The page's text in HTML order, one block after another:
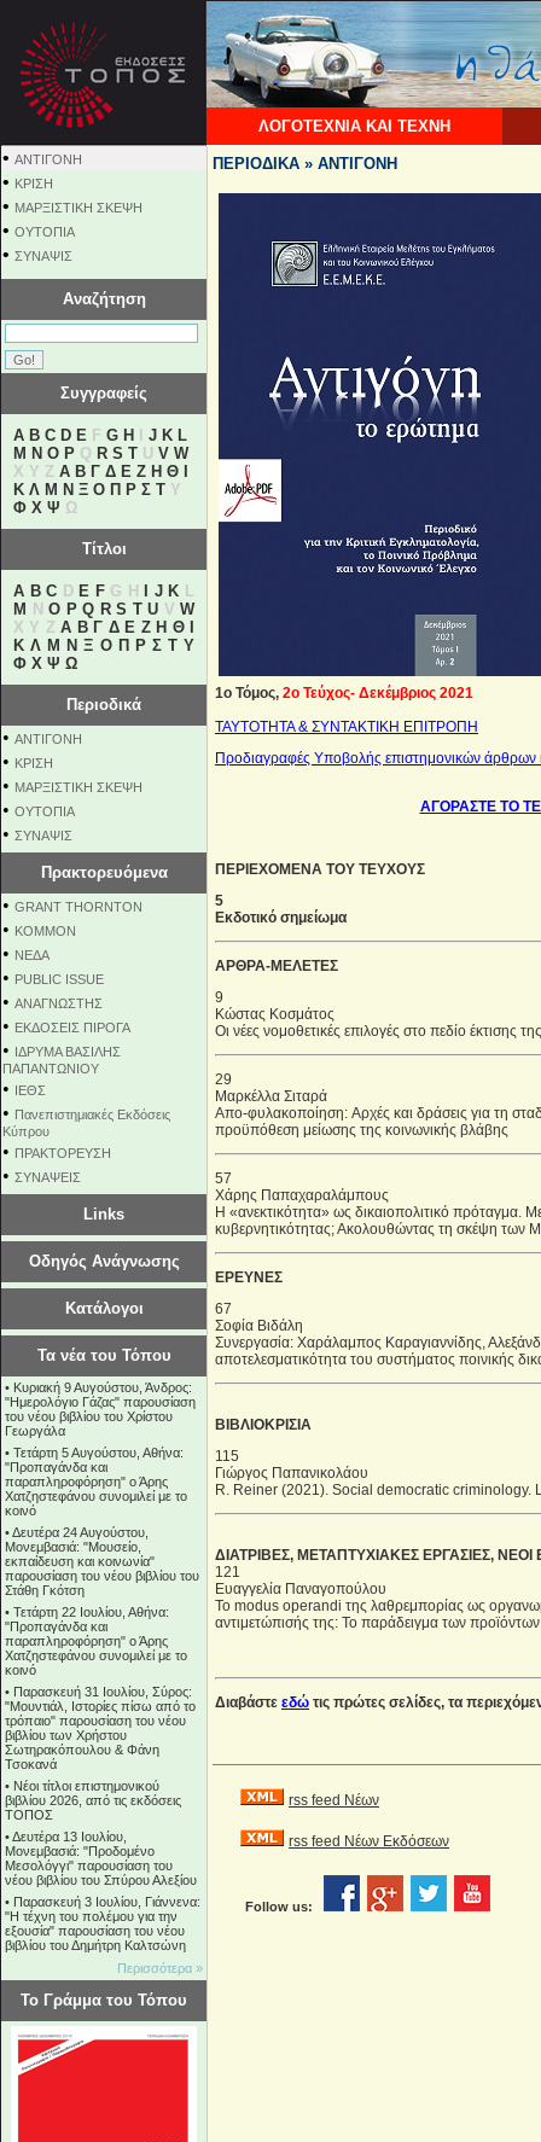
ΛΟΓΟΤΕΧΝΙΑ ΚΑΙ ΤΕΧΝΗ
• ΑΝΤΙΓΟΝΗ
• ΚΡΙΣΗ
• ΜΑΡΞΙΣΤΙΚΗ ΣΚΕΨΗ
• ΟΥΤΟΠΙΑ
• ΣΥΝΑΨΙΣ
Αναζήτηση
Συγγραφείς
A B C D E F G H J K L
M N O P Q R S T U V W
X Y Z Α Β Γ Δ Ε Ζ Η Θ
Κ Λ Μ Ν Ξ Ο Π Ρ Σ Τ Υ
Φ Χ Ψ Ω
Τίτλοι
A B C D E FG H J K L
M
N O P Q R S T U V W
X Y ZΑ Β Γ Δ Ε Ζ Η Θ
Κ Λ Μ Ν Ξ Ο Π Ρ Σ Τ Υ
Φ Χ Ψ Ω
Περιοδικά
• ΑΝΤΙΓΟΝΗ
• ΚΡΙΣΗ
• ΜΑΡΞΙΣΤΙΚΗ ΣΚΕΨΗ
• ΟΥΤΟΠΙΑ
• ΣΥΝΑΨΙΣ
Πρακτορευόμενα
• GRANT THORNTON
• KOMMON
• NEΔΑ
• PUBLIC ISSUE
• ΑΝΑΓΝΩΣΤΗΣ
• ΕΚΔΟΣΕΙΣ ΠΙΡΟΓΑ
• ΙΔΡΥΜΑ ΒΑΣΙΛΗΣ
ΠΑΠΑΝΤΩΝΙΟΥ
• ΙΕΘΣ
• Πανεπιστημιακές Εκδόσεις
Κύπρου
• ΠΡΑΚΤΟΡΕΥΣΗ
• ΣΥΝΑΨΕΙΣ
Links
Οδηγός Ανάγνωσης
Κατάλογοι
Τα νέα του Τόπου
• Κυριακή 9 Αυγούστου, Άνδρος:
"Ημερολόγιο Γάζας" παρουσίαση
του νέου βιβλίου του Χρίστου
Γεωργάλα
• Τετάρτη 5 Αυγούστου, Αθήνα:
"Προπαγάνδα και
παραπληροφόρηση" ο Άρης
Χατζηστεφάνου συνομιλεί με το
κοινό
•Δευτέρα 24 Αυγούστου,
Μονεμβασιά: "Μουσείο,
εκπαίδευση και κοινωνία"
παρουσίαση του νέου βιβλίου του
Στάθη Γκότση
• Τετάρτη 22 Ιουλίου, Αθήνα:
"Προπαγάνδα και
παραπληροφόρηση" ο Άρης
Χατζηστεφάνου συνομιλεί με το
κοινό
• Παρασκευή 31 Ιουλίου, Σύρος:
"Μουντιάλ, Ιστορίες πίσω από το
τρόπαιο" παρουσίαση του νέου
βιβλίου των Χρήστου
Σωτηρακόπουλου & Φάνη
Τσοκανά
• Νέοι τίτλοι επιστημονικού
βιβλίου 2026, από τις εκδόσεις
ΤΟΠΟΣ
•Δευτέρα 13 Ιουλίου,
Μονεμβασιά: "Προδομένο
Μεσολόγγι" παρουσίαση του
νέου βιβλίου του Σπύρου Αλεξίου
• Παρασκευή 3 Ιουλίου, Γιάννενα:
"Η τέχνη του πολέμου για την
εξουσία" παρουσίαση του νέου
βιβλίου του Δημήτρη Καλτσώνη
Περισσότερα »
Το Γράμμα του Τόπου
ΠΕΡΙΟΔΙΚΑ » ΑΝΤΙΓΟΝΗ
1ο Τόμος, 2ο Τεύχος- Δεκέμβριος 2021
ΤΑΥΤΟΤΗΤΑ & ΣΥΝΤΑΚΤΙΚΗ ΕΠΙΤΡΟΠΗ
Προδιαγραφές Υποβολής επιστημονικών άρθρων
ΑΓΟΡΑΣΤΕ ΤΟ
ΠΕΡΙΕΧΟΜΕΝΑ ΤΟΥ ΤΕΥΧΟΥΣ
5
Εκδοτικό σημείωμα
ΑΡΘΡΑ-ΜΕΛΕΤΕΣ
9
Κώστας Κοσμάτος
Οι νέες νομοθετικές επιλογές στο πεδίο έκτισης
29
Μαρκέλλα Σιταρά
Απο-φυλακοποίηση: Aρχές και δράσεις για τη
προϋπόθεση μείωσης της κοινωνικής βλάβης
57
Χάρης Παπαχαραλάμπους
Η «ανεκτικότητα» ως δικαιοπολιτικό πρόταγμα.
κυβερνητικότητας; Ακολουθώντας τη σκέψη των
ΕΡΕΥΝΕΣ
67
Σοφία Βιδάλη
Συνεργασία: Χαράλαμπος Καραγιαννίδης,
αποτελεσματικότητα του συστήματος ποινικής
ΒΙΒΛΙΟΚΡΙΣΙΑ
115
Γιώργος Παπανικολάου
R. Reiner (2021). Social democratic criminology.
ΔΙΑΤΡΙΒΕΣ, ΜΕΤΑΠΤΥΧΙΑΚΕΣ ΕΡΓΑΣΙΕΣ,
121
Ευαγγελία Παναγοπούλου
Το modus operandi της λαθρεμπορίας ως
αντιμετώπισής της: Το παράδειγμα των
Διαβάστε εδώ τις πρώτες σελίδες, τα
rss feed Νέων
rss feed Νέων Εκδόσεων
Follow us: